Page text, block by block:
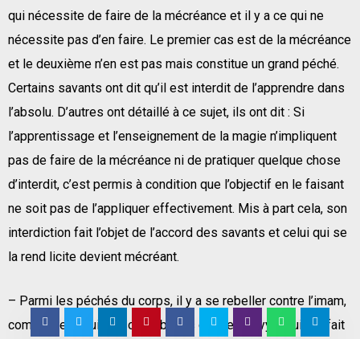
qui nécessite de faire de la mécréance et il y a ce qui ne
nécessite pas d’en faire. Le premier cas est de la mécréance
et le deuxième n’en est pas mais constitue un grand péché.
Certains savants ont dit qu’il est interdit de l’apprendre dans
l’absolu. D’autres ont détaillé à ce sujet, ils ont dit : Si
l’apprentissage et l’enseignement de la magie n’impliquent
pas de faire de la mécréance ni de pratiquer quelque chose
d’interdit, c’est permis à condition que l’objectif en le faisant
ne soit pas de l’appliquer effectivement. Mis à part cela, son
interdiction fait l’objet de l’accord des savants et celui qui se
la rend licite devient mécréant.
– Parmi les péchés du corps, il y a se rebeller contre l’imam,
comme ceux qui se sont rebellés contre 3Aliyy et lui ont fait